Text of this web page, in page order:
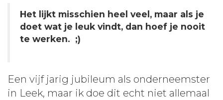
Het lijkt misschien heel veel, maar als je
doet wat je leuk vindt, dan hoef je nooit
te werken. ;)
Een vijf jarig jubileum als onderneemster
in Leek, maar ik doe dit echt niet allemaal